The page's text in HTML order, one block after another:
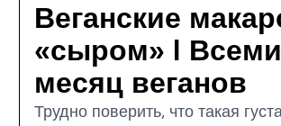
Веганские
«сыром» I
месяц веганов
Трудно поверить, что такая